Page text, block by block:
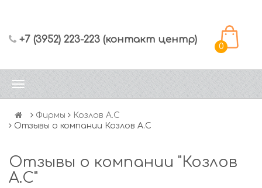
+7 (3952) 223-223 (контакт центр)
0
Фирмы
Козлов А.С
Отзывы о компании Козлов А.С
Отзывы о компании "Козлов
А.С"